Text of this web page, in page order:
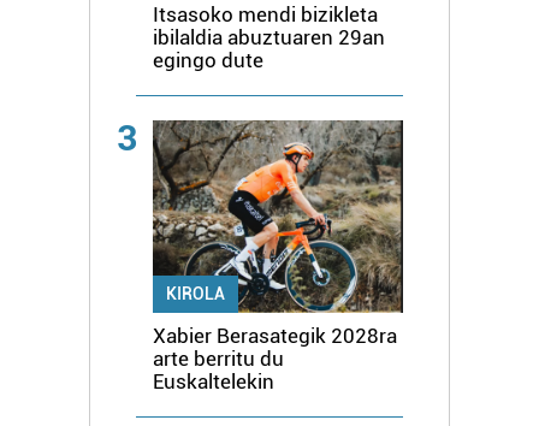
Itsasoko mendi bizikleta
ibilaldia abuztuaren 29an
egingo dute
3
KIROLA
Xabier Berasategik 2028ra
arte berritu du
Euskaltelekin